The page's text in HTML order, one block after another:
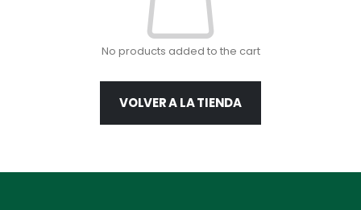
No products added to the cart
VOLVER A LA TIENDA